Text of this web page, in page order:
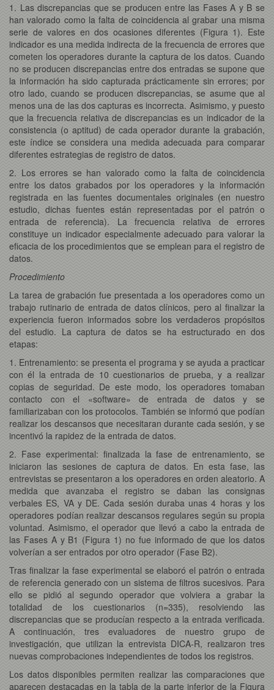
1. Las discrepancias que se producen entre las Fases A y B se
han valorado como la falta de coincidencia al grabar una misma
serie de valores en dos ocasiones diferentes (Figura 1). Este
indicador es una medida indirecta de la frecuencia de errores que
cometen los operadores durante la captura de los datos. Cuando
no se producen discrepancias entre dos entradas se supone que
la información ha sido capturada prácticamente sin errores; por
otro lado, cuando se producen discrepancias, se asume que al
menos una de las dos capturas es incorrecta. Asimismo, y puesto
que la frecuencia relativa de discrepancias es un indicador de la
consistencia (o aptitud) de cada operador durante la grabación,
este índice se considera una medida adecuada para comparar
diferentes estrategias de registro de datos.
2. Los errores se han valorado como la falta de coincidencia
entre los datos grabados por los operadores y la información
registrada en las fuentes documentales originales (en nuestro
estudio, dichas fuentes están representadas por el patrón o
entrada de referencia). La frecuencia relativa de errores
constituye un indicador especialmente adecuado para valorar la
eficacia de los procedimientos que se emplean para el registro de
datos.
Procedimiento
La tarea de grabación fue presentada a los operadores como un
trabajo rutinario de entrada de datos clínicos, pero al finalizar la
experiencia fueron informados sobre los verdaderos propósitos
del estudio. La captura de datos se ha estructurado en dos
etapas:
1. Entrenamiento: se presenta el programa y se ayuda a practicar
con él la entrada de 10 cuestionarios de prueba, y a realizar
copias de seguridad. De este modo, los operadores tomaban
contacto con el «software» de entrada de datos y se
familiarizaban con los protocolos. También se informó que podían
realizar los descansos que necesitaran durante cada sesión, y se
incentivó la rapidez de la entrada de datos.
2. Fase experimental: finalizada la fase de entrenamiento, se
iniciaron las sesiones de captura de datos. En esta fase, las
entrevistas se presentaron a los operadores en orden aleatorio. A
medida que avanzaba el registro se daban las consignas
verbales ES, VA y DE. Cada sesión duraba unas 4 horas y los
operadores podían realizar descansos regulares según su propia
voluntad. Asimismo, el operador que llevó a cabo la entrada de
las Fases A y B1 (Figura 1) no fue informado de que los datos
volverían a ser entrados por otro operador (Fase B2).
Tras finalizar la fase experimental se elaboró el patrón o entrada
de referencia generado con un sistema de filtros sucesivos. Para
ello se pidió al segundo operador que volviera a grabar la
totalidad de los cuestionarios (n=335), resolviendo las
discrepancias que se producían respecto a la entrada verificada.
A continuación, tres evaluadores de nuestro grupo de
investigación, que utilizan la entrevista DICA-R, realizaron tres
nuevas comprobaciones independientes de todos los registros.
Los datos disponibles permiten realizar las comparaciones que
aparecen destacadas en la tabla de la parte inferior de la Figura